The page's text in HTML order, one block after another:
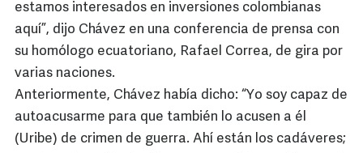
estamos interesados en inversiones colombianas
aquí”, dijo Chávez en una conferencia de prensa con
su homólogo ecuatoriano, Rafael Correa, de gira por
varias naciones.
Anteriormente, Chávez había dicho: “Yo soy capaz de
autoacusarme para que también lo acusen a él
(Uribe) de crimen de guerra. Ahí están los cadáveres;